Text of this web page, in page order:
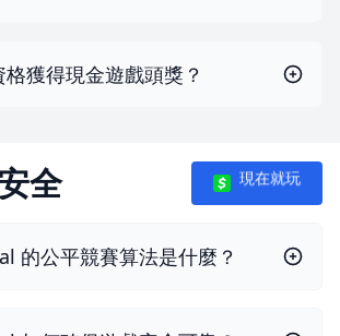
獲得現金遊戲頭獎？
全 現在就玩
的公平競賽算法是什麼？